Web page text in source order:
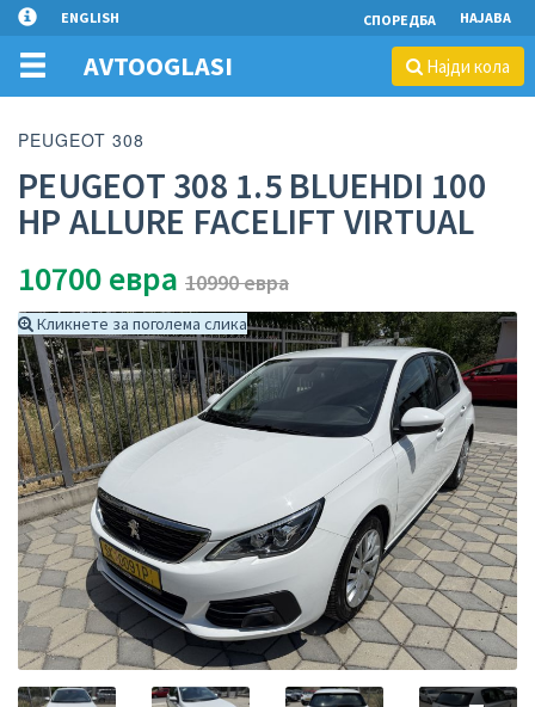
ENGLISH СПОРЕДБА НАЈАВА
AVTOOGLASI Најди кола
PEUGEOT 308
PEUGEOT 308 1.5 BLUEHDI 100
HP ALLURE FACELIFT VIRTUAL
10700евра 10990 евра
Кликнете за поголема слика